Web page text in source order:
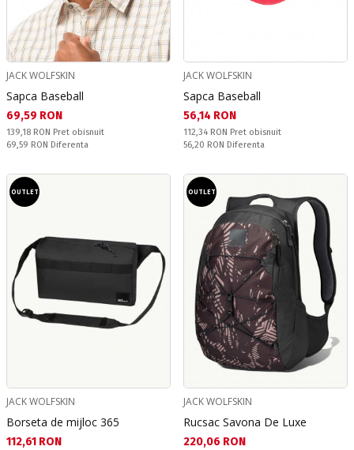
JACK WOLFSKIN
Sapca Baseball
Текуща цена:
69,59 RON
Pret obisnuit:
139,18 RON Pret obisnuit
Спестявате:
69,59 RON Diferenta
JACK WOLFSKIN
Sapca Baseball
Текуща цена:
56,14 RON
Pret obisnuit:
112,34 RON Pret obisnuit
Спестявате:
56,20 RON Diferenta
OUTLET
JACK WOLFSKIN
Borseta de mijloc 365
Текуща цена:
112,61 RON
OUTLET
JACK WOLFSKIN
Rucsac Savona De Luxe
Текуща цена:
220,06 RON